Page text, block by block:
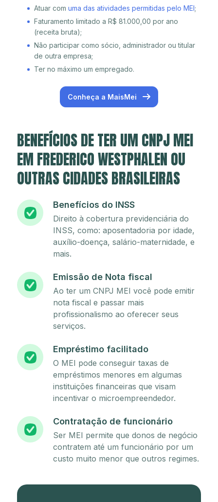
Atuar com uma das atividades permitidas pelo MEI;
Faturamento limitado a R$ 81.000,00 por ano
(receita bruta);
Não participar como sócio, administrador ou titular
de outra empresa;
Ter no máximo um empregado.
Conheça a MaisMei
BENEFÍCIOS DE TER UM CNPJ MEI
EM FREDERICO WESTPHALEN OU
OUTRAS CIDADES BRASILEIRAS
Benefícios do INSS
Direito à cobertura previdenciária do
INSS, como: aposentadoria por idade,
auxílio-doença, salário-maternidade, e
mais.
Emissão de Nota fiscal
Ao ter um CNPJ MEI você pode emitir
nota fiscal e passar mais
profissionalismo ao oferecer seus
serviços.
Empréstimo facilitado
O MEI pode conseguir taxas de
empréstimos menores em algumas
instituições financeiras que visam
incentivar o microempreendedor.
Contratação de funcionário
Ser MEI permite que donos de negócio
contratem até um funcionário por um
custo muito menor que outros regimes.